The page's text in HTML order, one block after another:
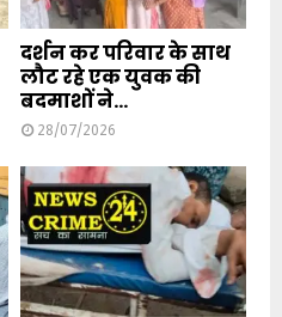
दर्शन कर परिवार के साथ
लौट रहे एक युवक की
बदमाशों ने...
28/07/2026